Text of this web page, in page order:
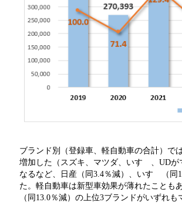
ブランド別（登録車、軽自動車の合計）で
増加した（スズキ、マツダ、いすゞ、UD
なるなど、日産（同3.4％減）、いすゞ（
た。軽自動車は新型車効果が薄れたことも
（同13.0％減）の上位3ブランドがいずれも